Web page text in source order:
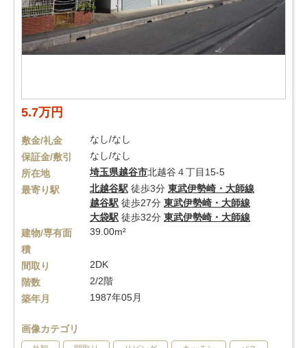
5.7万円
敷金/礼金
なし/なし
保証金/敷引
なし/なし
所在地
埼玉県越谷市北越谷４丁目15-5
最寄り駅
北越谷駅 徒歩3分 東武伊勢崎・大師線
越谷駅 徒歩27分 東武伊勢崎・大師線
大袋駅 徒歩32分 東武伊勢崎・大師線
建物/専有面
積
39.00m²
間取り
2DK
階数
2/2階
築年月
1987年05月
画像カテゴリ